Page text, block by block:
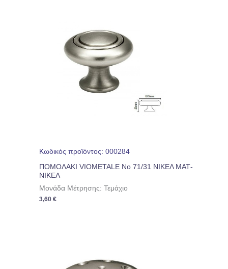
Κωδικός προϊόντος: 000284
ΠΟΜΟΛΑΚΙ VIOMETALE Νο 71/31 ΝΙΚΕΛ ΜΑΤ-
ΝΙΚΕΛ
Μονάδα Μέτρησης: Τεμάχιο
3,60€